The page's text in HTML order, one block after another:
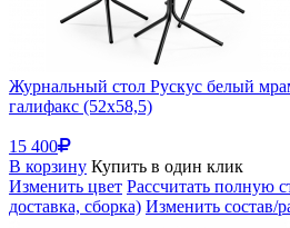
Журнальный стол Рускус белый
галифакс (52x58,5)
15 400
В корзину Купить в один клик
Изменить цвет Рассчитать полную
доставка, сборка) Изменить состав/